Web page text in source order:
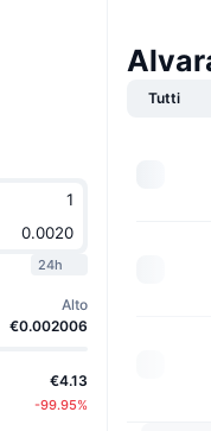
24h
Alto
€0.002006
€4.13
-99.95%
Tutti